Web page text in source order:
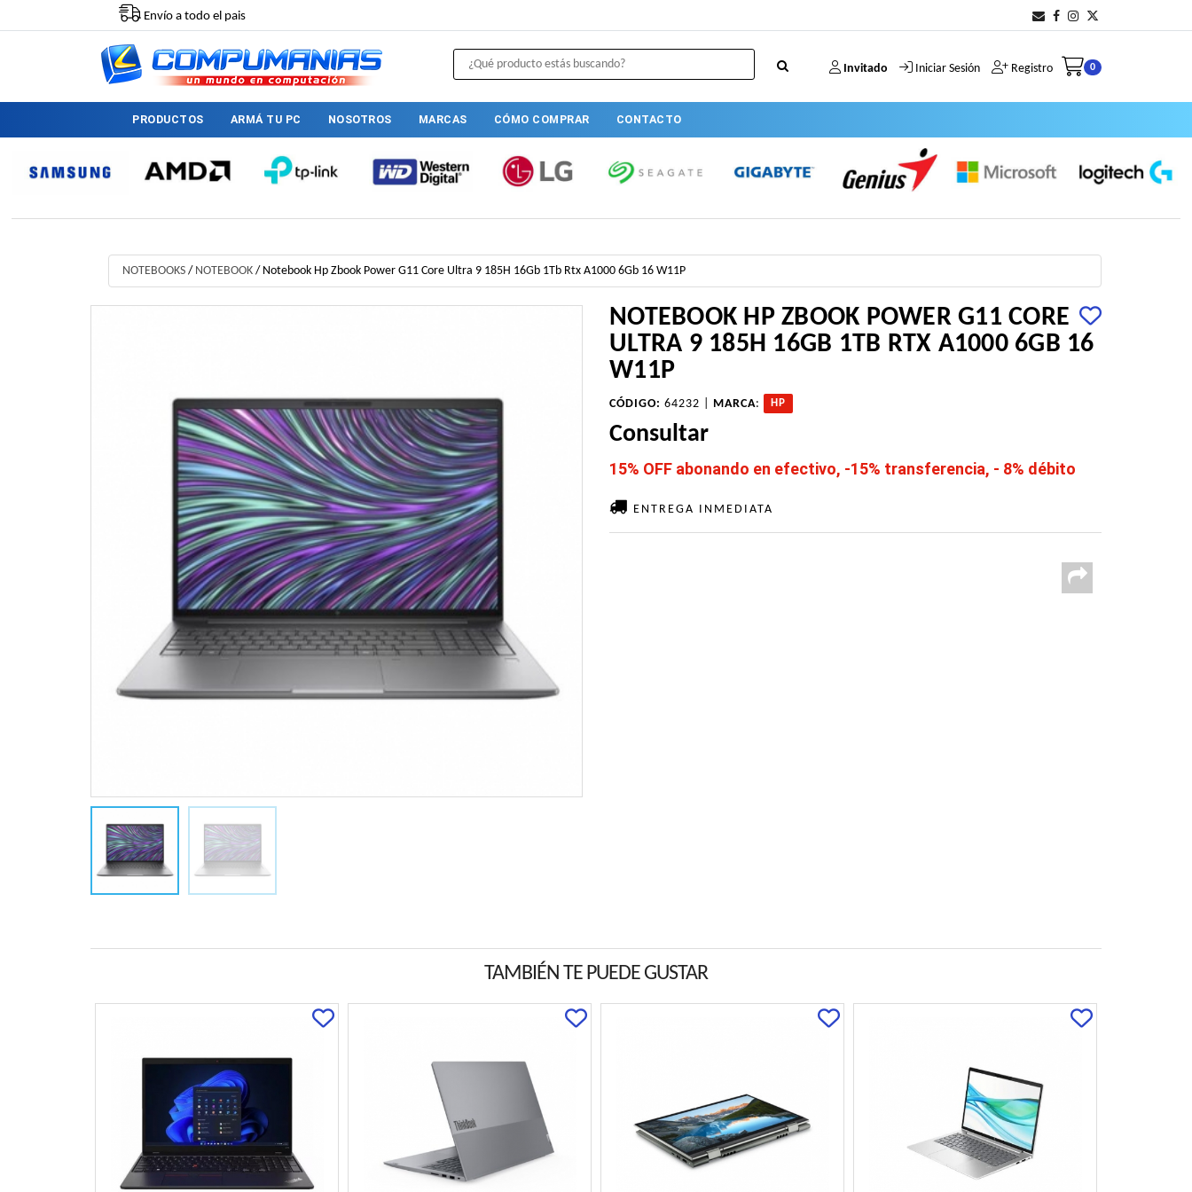
Invitado Iniciar Sesión Registro 0
PRODUCTOS ARMÁ TU PC NOSOTROS MARCAS CÓMO COMPRAR CONTACTO
Envío a todo el pais
NOTEBOOKS / NOTEBOOK / Notebook Hp Zbook Power G11 Core Ultra 9 185H 16Gb 1Tb Rtx A1000 6Gb 16 W11P
NOTEBOOK HP ZBOOK POWER G11 CORE
ULTRA 9 185H 16GB 1TB RTX A1000 6GB 16
W11P
CÓDIGO: 64232 | MARCA: HP
Consultar
15% OFF abonando en efectivo, -15% transferencia, - 8% débito
ENTREGA INMEDIATA
TAMBIÉN TE PUEDE GUSTAR